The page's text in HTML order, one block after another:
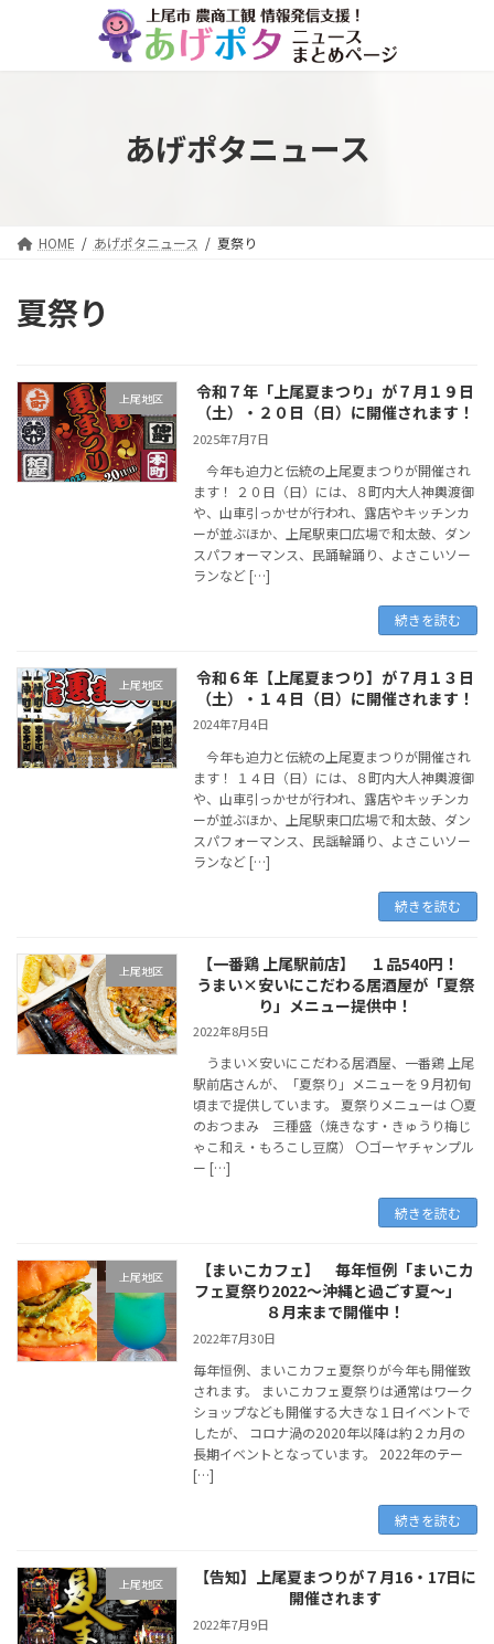
あげポタニュース
HOME あげポタニュース 夏祭り
夏祭り
上尾地区
令和７年「上尾夏まつり」が７月１９日
（土）・２０日（日）に開催されます！
2025年7月7日
今年も迫力と伝統の上尾夏まつりが開催され
ます！ ２０日（日）には、８町内大人神輿渡御
や、山車引っかせが行われ、露店やキッチンカ
ーが並ぶほか、上尾駅東口広場で和太鼓、ダン
スパフォーマンス、民踊輪踊り、よさこいソー
ランなど […]
続きを読む
上尾地区
令和６年【上尾夏まつり】が７月１３日
（土）・１４日（日）に開催されます！
2024年7月4日
今年も迫力と伝統の上尾夏まつりが開催され
ます！ １４日（日）には、８町内大人神輿渡御
や、山車引っかせが行われ、露店やキッチンカ
ーが並ぶほか、上尾駅東口広場で和太鼓、ダン
スパフォーマンス、民謡輪踊り、よさこいソー
ランなど […]
続きを読む
上尾地区
【一番鶏 上尾駅前店】 １品540円！
うまい×安いにこだわる居酒屋が「夏祭
り」メニュー提供中！
2022年8月5日
うまい×安いにこだわる居酒屋、一番鶏 上尾
駅前店さんが、「夏祭り」メニューを９月初旬
頃まで提供しています。 夏祭りメニューは 〇夏
のおつまみ 三種盛（焼きなす・きゅうり梅じ
ゃこ和え・もろこし豆腐） 〇ゴーヤチャンプル
ー […]
続きを読む
上尾地区
【まいこカフェ】 毎年恒例「まいこカ
フェ夏祭り2022～沖縄と過ごす夏～」
８月末まで開催中！
2022年7月30日
毎年恒例、まいこカフェ夏祭りが今年も開催致
されます。 まいこカフェ夏祭りは通常はワーク
ショップなども開催する大きな１日イベントで
したが、 コロナ渦の2020年以降は約２カ月の
長期イベントとなっています。 2022年のテー
[…]
続きを読む
上尾地区
【告知】上尾夏まつりが７月16・17日に
開催されます
2022年7月9日